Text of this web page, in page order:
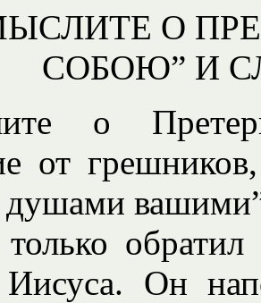
О
СОБОЮ” И
о
от
душами
Иисуса. Он